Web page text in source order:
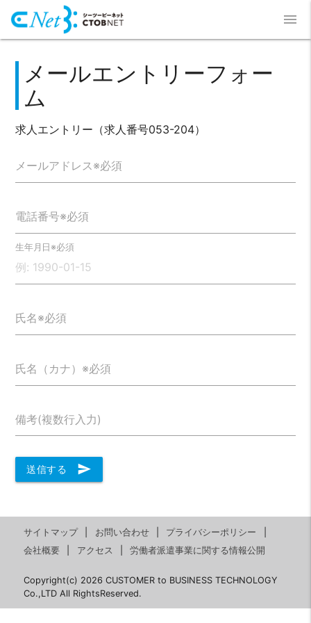
menu
メールエントリーフォー
ム
求人エントリー（求人番号053-204）
メールアドレス※必須
電話番号※必須
生年月日※必須
氏名※必須
氏名（カナ）※必須
備考(複数行入力)
送信する send
サイトマップ お問い合わせ
プライバシーポリシー
会社概要
アクセス 労働者派遣事業に関する情報公開
Copyright(c) 2026 CUSTOMER to BUSINESS TECHNOLOGY
Co.,LTD All RightsReserved.